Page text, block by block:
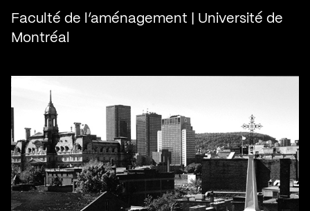
Faculté de l’aménagement | Université de
Montréal